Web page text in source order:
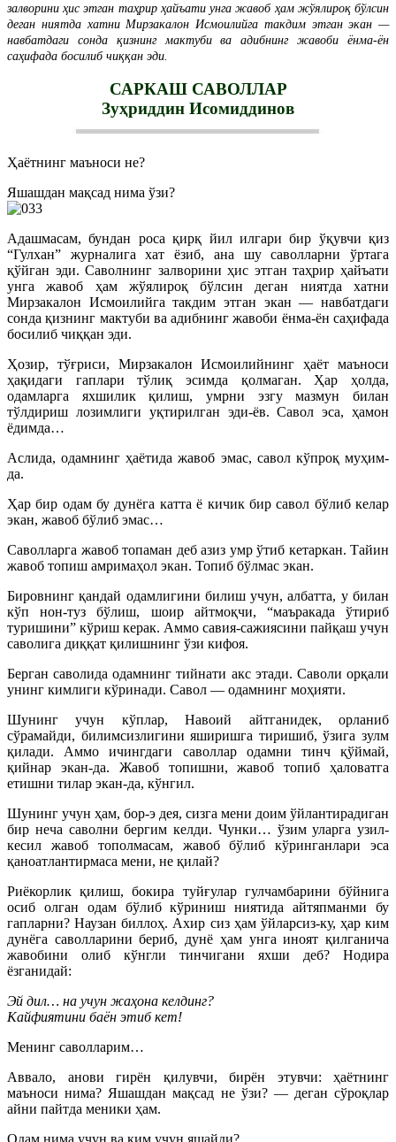
залворини ҳис этган таҳрир ҳайъати унга жавоб ҳам жўялироқ бўлсин
деган ниятда хатни Мирзакалон Исмоилийга такдим этган экан —
навбатдаги сонда қизнинг мактуби ва адибнинг жавоби ёнма-ён
саҳифада босилиб чиққан эди.
САРКАШ САВОЛЛАР
Зуҳриддин Исомиддинов
Ҳаётнинг маъноси не?
Яшашдан мақсад нима ўзи?
Адашмасам, бундан роса қирқ йил илгари бир ўқувчи қиз
“Гулхан” журналига хат ёзиб, ана шу саволларни ўртага
қўйган эди. Саволнинг залворини ҳис этган таҳрир ҳайъати
унга жавоб ҳам жўялироқ бўлсин деган ниятда хатни
Мирзакалон Исмоилийга такдим этган экан — навбатдаги
сонда қизнинг мактуби ва адибнинг жавоби ёнма-ён саҳифада
босилиб чиққан эди.
Ҳозир, тўғриси, Мирзакалон Исмоилийнинг ҳаёт маъноси
ҳақидаги гаплари тўлиқ эсимда қолмаган. Ҳар ҳолда,
одамларга яхшилик қилиш, умрни эзгу мазмун билан
тўлдириш лозимлиги уқтирилган эди-ёв. Савол эса, ҳамон
ёдимда…
Аслида, одамнинг ҳаётида жавоб эмас, савол кўпроқ муҳим-
да.
Ҳар бир одам бу дунёга катта ё кичик бир савол бўлиб келар
экан, жавоб бўлиб эмас…
Саволларга жавоб топаман деб азиз умр ўтиб кетаркан. Тайин
жавоб топиш амримаҳол экан. Топиб бўлмас экан.
Бировнинг қандай одамлигини билиш учун, албатта, у билан
кўп нон-туз бўлиш, шоир айтмоқчи, “маъракада ўтириб
туришини” кўриш керак. Аммо савия-сажиясини пайқаш учун
саволига диққат қилишнинг ўзи кифоя.
Берган саволида одамнинг тийнати акс этади. Саволи орқали
унинг кимлиги кўринади. Савол — одамнинг моҳияти.
Шунинг учун кўплар, Навоий айтганидек, орланиб
сўрамайди, билимсизлигини яширишга тиришиб, ўзига зулм
қилади. Аммо ичингдаги саволлар одамни тинч қўймай,
қийнар экан-да. Жавоб топишни, жавоб топиб ҳаловатга
етишни тилар экан-да, кўнгил.
Шунинг учун ҳам, бор-э дея, сизга мени доим ўйлантирадиган
бир неча саволни бергим келди. Чунки… ўзим уларга узил-
кесил жавоб тополмасам, жавоб бўлиб кўринганлари эса
қаноатлантирмаса мени, не қилай?
Риёкорлик қилиш, бокира туйғулар гулчамбарини бўйнига
осиб олган одам бўлиб кўриниш ниятида айтяпманми бу
гапларни? Наузан биллоҳ. Ахир сиз ҳам ўйларсиз-ку, ҳар ким
дунёга саволларини бериб, дунё ҳам унга иноят қилганича
жавобини олиб кўнгли тинчигани яхши деб? Нодира
ёзганидай:
Эй дил… на учун жаҳона келдинг?
Кайфиятини баён этиб кет!
Менинг саволларим…
Аввало, анови гирён қилувчи, бирён этувчи: ҳаётнинг
маъноси нима? Яшашдан мақсад не ўзи? — деган сўроқлар
айни пайтда меники ҳам.
Одам нима учун ва ким учун яшайди?